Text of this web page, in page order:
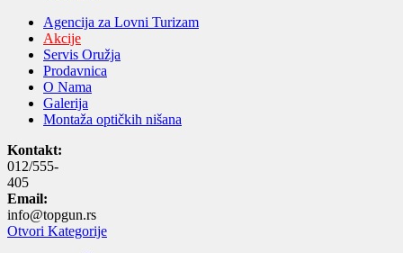
Agencija za Lovni Turizam
Akcije
Servis Oružja
Prodavnica
O Nama
Galerija
Montaža optičkih nišana
Kontakt:
012/555-
405
Email:
info@topgun.rs
Otvori Kategorije